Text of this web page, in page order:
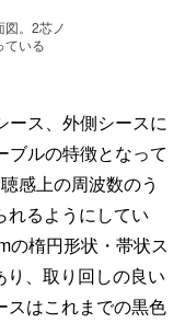
図。2芯ノ
ている
ース、外側シースに
ブルの特徴となって
感上の周波数のう
れるようにしてい
の楕円形状・帯状ス
、取り回しの良い
スはこれまでの黒色